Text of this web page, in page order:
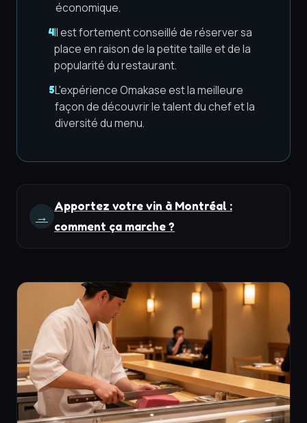
économique.
4Il est fortement conseillé de réserver sa
place en raison de la petite taille et de la
popularité du restaurant.
5L'expérience Omakase est la meilleure
façon de découvrir le talent du chef et la
diversité du menu.
→
Apportez votre vin à Montréal :
comment ça marche ?